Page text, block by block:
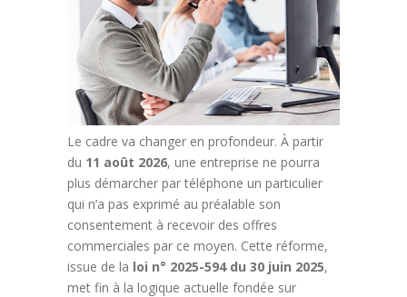
Le cadre va changer en profondeur. À partir
du 11 août 2026, une entreprise ne pourra
plus démarcher par téléphone un particulier
qui n’a pas exprimé au préalable son
consentement à recevoir des offres
commerciales par ce moyen. Cette réforme,
issue de la loi n° 2025-594 du 30 juin 2025,
met fin à la logique actuelle fondée sur